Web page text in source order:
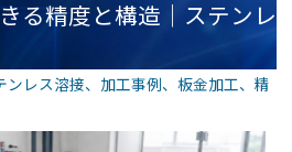
る精度と構造｜ステンレ
部品構成事例
ンレス溶接、 加工事例、 板金加工、 精